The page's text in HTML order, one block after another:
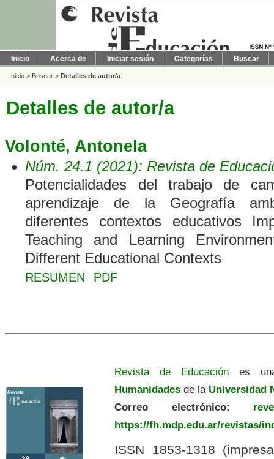
Inicio Acerca de Iniciar sesión Categorías Buscar
Inicio > Buscar > Detalles de autor/a
Detalles de autor/a
Volonté, Antonela
Núm. 24.1 (2021): Revista de
Potencialidades del trabajo de
aprendizaje de la Geografía
diferentes contextos educativos
Teaching and Learning
Different Educational Contexts
RESUMEN PDF
Revista de Educación es
Humanidades de la Universidad
Correo electrónico:
https://fh.mdp.edu.ar/revistas/
ISSN 1853-1318